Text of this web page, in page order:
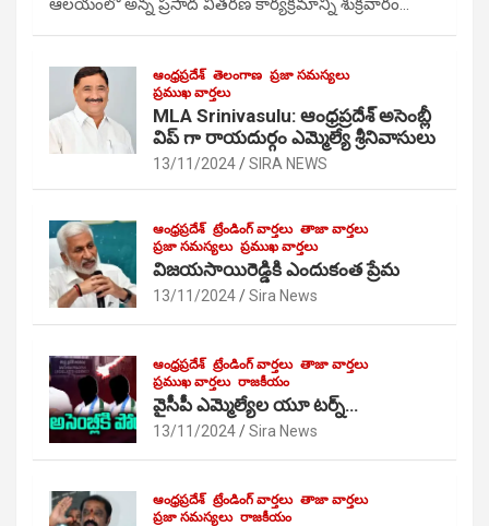
ఆలయంలో అన్న ప్రసాద వితరణ కార్యక్రమాన్ని శుక్రవారం…
ఆంధ్రప్రదేశ్ తెలంగాణ ప్రజా సమస్యలు
ప్రముఖ వార్తలు
MLA Srinivasulu: ఆంధ్రప్రదేశ్ అసెంబ్లీ
విప్ గా రాయదుర్గం ఎమ్మెల్యే శ్రీనివాసులు
13/11/2024 SIRA NEWS
ఆంధ్రప్రదేశ్ ట్రేండింగ్ వార్తలు తాజా వార్తలు
ప్రజా సమస్యలు ప్రముఖ వార్తలు
విజయసాయిరెడ్డికి ఎందుకంత ప్రేమ
13/11/2024 Sira News
ఆంధ్రప్రదేశ్ ట్రేండింగ్ వార్తలు తాజా వార్తలు
ప్రముఖ వార్తలు రాజకీయం
వైసీపీ ఎమ్మెల్యేల యూ టర్న్…
13/11/2024 Sira News
ఆంధ్రప్రదేశ్ ట్రేండింగ్ వార్తలు తాజా వార్తలు
ప్రజా సమస్యలు రాజకీయం